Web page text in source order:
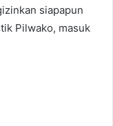
siapapun
Pilwako, masuk